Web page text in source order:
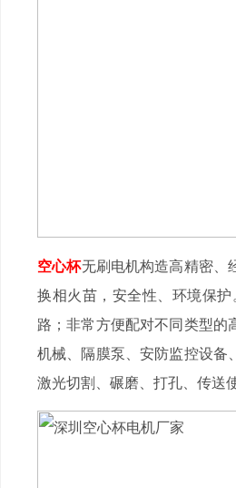
空心杯无刷电机构造高精密、
换相火苗，安全性、环境保
路；非常方便配对不同类型
机械、隔膜泵、安防监控设备
激光切割、碾磨、打孔、传送